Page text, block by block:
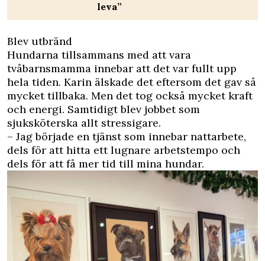
leva”
Blev utbränd
Hundarna tillsammans med att vara
tvåbarnsmamma innebar att det var fullt upp
hela tiden. Karin älskade det eftersom det gav så
mycket tillbaka. Men det tog också mycket kraft
och energi. Samtidigt blev jobbet som
sjuksköterska allt stressigare.
– Jag började en tjänst som innebar nattarbete,
dels för att hitta ett lugnare arbetstempo och
dels för att få mer tid till mina hundar.